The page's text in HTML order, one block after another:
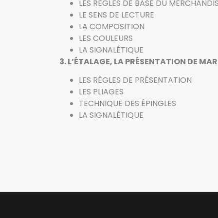
LES RÈGLES DE BASE DU
LE SENS DE LECTURE
LA COMPOSITION
LES COULEURS
LA SIGNALÉTIQUE
3. L’ÉTALAGE, LA PRÉSENTATION DE
LES RÈGLES DE PRÉSENTATION
LES PLIAGES
TECHNIQUE DES ÉPINGLES
LA SIGNALÉTIQUE